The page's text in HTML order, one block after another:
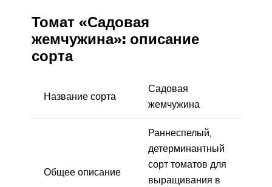
Томат «Садовая
жемчужина»: описание
сорта
Название сорта
Садовая
жемчужина
Общее описание
Раннеспелый,
детерминантный
сорт томатов для
выращивания в